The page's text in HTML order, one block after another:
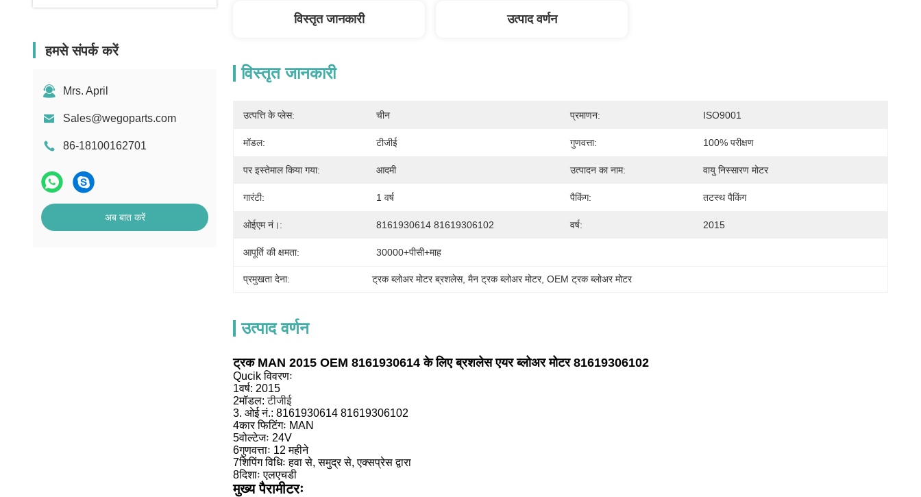
हमसे संपर्क करें
Mrs. April
Sales@wegoparts.com
86-18100162701
अब बात करें
विस्तृत जानकारी उत्पाद वर्णन
विस्तृत जानकारी
उत्पत्ति के प्लेस: चीन प्रमाणन: ISO9001
मॉडल: टीजीई गुणवत्ता: 100% परीक्षण
पर इस्तेमाल किया गया: आदमी उत्पादन का नाम: वायु निस्सारण ​​मोटर
गारंटी: 1 वर्ष पैकिंग: तटस्थ पैकिंग
ओईएम नं।: 8161930614 81619306102 वर्ष: 2015
आपूर्ति की क्षमता: 30000+पीसी+माह
प्रमुखता देना: ट्रक ब्लोअर मोटर ब्रशलेस, मैन ट्रक ब्लोअर मोटर, OEM ट्रक ब्लोअर मोटर
उत्पाद वर्णन
ट्रक MAN 2015 OEM 8161930614 के लिए ब्रशलेस एयर ब्लोअर मोटर 81619306102
Qucik विवरणः
1वर्ष: 2015
2मॉडल: टीजीई
3. ओई नं.: 8161930614 81619306102
4कार फिटिंगः MAN
5वोल्टेजः 24V
6गुणवत्ताः 12 महीने
7शिपिंग विधिः हवा से, समुद्र से, एक्सप्रेस द्वारा
8दिशाः एलएचडी
मुख्य पैरामीटरः